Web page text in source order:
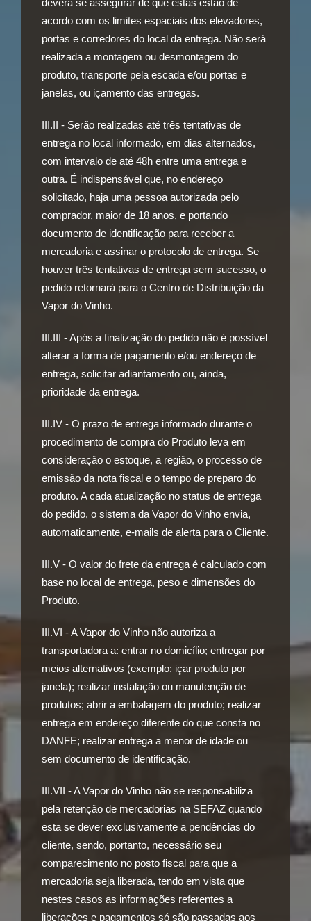
deverá se assegurar de que estas estão de
acordo com os limites espaciais dos elevadores,
portas e corredores do local da entrega. Não será
realizada a montagem ou desmontagem do
produto, transporte pela escada e/ou portas e
janelas, ou içamento das entregas.
III.II - Serão realizadas até três tentativas de
entrega no local informado, em dias alternados,
com intervalo de até 48h entre uma entrega e
outra. É indispensável que, no endereço
solicitado, haja uma pessoa autorizada pelo
comprador, maior de 18 anos, e portando
documento de identificação para receber a
mercadoria e assinar o protocolo de entrega. Se
houver três tentativas de entrega sem sucesso, o
pedido retornará para o Centro de Distribuição da
Vapor do Vinho.
III.III - Após a finalização do pedido não é possível
alterar a forma de pagamento e/ou endereço de
entrega, solicitar adiantamento ou, ainda,
prioridade da entrega.
III.IV - O prazo de entrega informado durante o
procedimento de compra do Produto leva em
consideração o estoque, a região, o processo de
emissão da nota fiscal e o tempo de preparo do
produto. A cada atualização no status de entrega
do pedido, o sistema da Vapor do Vinho envia,
automaticamente, e-mails de alerta para o Cliente.
III.V - O valor do frete da entrega é calculado com
base no local de entrega, peso e dimensões do
Produto.
III.VI - A Vapor do Vinho não autoriza a
transportadora a: entrar no domicílio; entregar por
meios alternativos (exemplo: içar produto por
janela); realizar instalação ou manutenção de
produtos; abrir a embalagem do produto; realizar
entrega em endereço diferente do que consta no
DANFE; realizar entrega a menor de idade ou
sem documento de identificação.
III.VII - A Vapor do Vinho não se responsabiliza
pela retenção de mercadorias na SEFAZ quando
esta se dever exclusivamente a pendências do
cliente, sendo, portanto, necessário seu
comparecimento no posto fiscal para que a
mercadoria seja liberada, tendo em vista que
nestes casos as informações referentes a
liberações e pagamentos só são passadas aos